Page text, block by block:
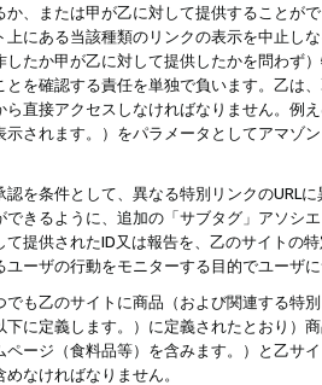
、または甲が乙に対して提供することが
上にある当該種類のリンクの表示を中止し
たか甲が乙に対して提供したかを問わず
を確認する責任を単独で負います。乙は
ら直接アクセスしなければなりません。例
されます。）をパラメータとしてアマゾ
を条件として、異なる特別リンクのURL
できるように、追加の「サブタグ」アソシ
て提供されたID又は報告を、乙のサイトの
ユーザの行動をモニターする目的でユーザ
も乙のサイトに商品（および関連する特
下に定義します。）に定義されたとおり
ージ（食料品等）を含みます。）と乙サ
なければなりません。